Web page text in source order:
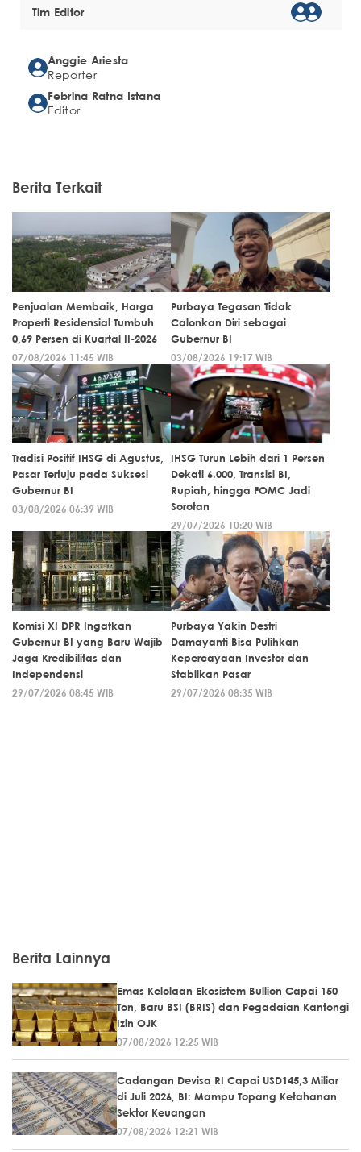
Tim Editor
Anggie Ariesta
Reporter
Febrina Ratna Istana
Editor
Berita Terkait
Penjualan Membaik, Harga
Properti Residensial Tumbuh
0,69 Persen di Kuartal II-2026
07/08/2026 11:45 WIB
Purbaya Tegasan Tidak
Calonkan Diri sebagai
Gubernur BI
03/08/2026 19:17 WIB
Tradisi Positif IHSG di Agustus,
Pasar Tertuju pada Suksesi
Gubernur BI
03/08/2026 06:39 WIB
IHSG Turun Lebih dari 1 Persen
Dekati 6.000, Transisi BI,
Rupiah, hingga FOMC Jadi
Sorotan
29/07/2026 10:20 WIB
Komisi XI DPR Ingatkan
Gubernur BI yang Baru Wajib
Jaga Kredibilitas dan
Independensi
29/07/2026 08:45 WIB
Purbaya Yakin Destri
Damayanti Bisa Pulihkan
Kepercayaan Investor dan
Stabilkan Pasar
29/07/2026 08:35 WIB
Berita Lainnya
Emas Kelolaan Ekosistem Bullion Capai 150
Ton, Baru BSI (BRIS) dan Pegadaian Kantongi
Izin OJK
07/08/2026 12:25 WIB
Cadangan Devisa RI Capai USD145,3 Miliar
di Juli 2026, BI: Mampu Topang Ketahanan
Sektor Keuangan
07/08/2026 12:21 WIB